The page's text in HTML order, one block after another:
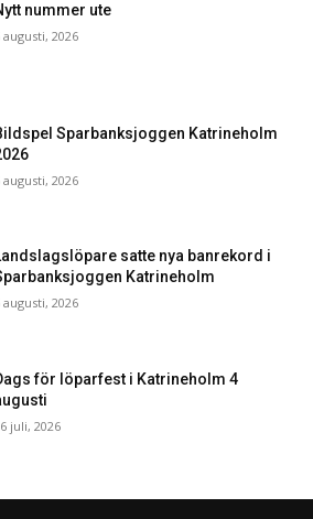
nummer ute
augusti, 2026
Sparbanksjoggen Katrineholm
augusti, 2026
satte nya banrekord i
Katrineholm
augusti, 2026
för löparfest i Katrineholm 4
juli, 2026